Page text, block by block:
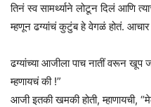
तिनं स्व सामर्थ्याने लोटून दिलं आणि
म्हणून ढग्यांचं कुटुंब हे वेगळं होतं. आचार
ढग्यांच्या आजीला पाच नातीं वरून खूप
म्हणायचं की !”
आजी इतकी खमकी होती, म्हाणायची,